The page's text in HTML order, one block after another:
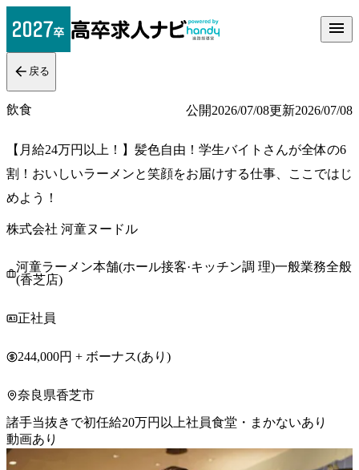
戻る
飲食 公開2026/07/08更新2026/07/08
【月給24万円以上！】髪色自由！学生バイトさんが全体の6
割！おいしいラーメンと笑顔をお届けする仕事、ここではじ
めよう！
株式会社 河童ヌードル
河童ラーメン本舗(ホール接客·キッチン調 理)一般業務全般
(香芝店)
正社員
244,000円 + ボーナス(あり)
奈良県香芝市
諸手当抜きで初任給20万円以上社員食堂・まかないあり
動画あり